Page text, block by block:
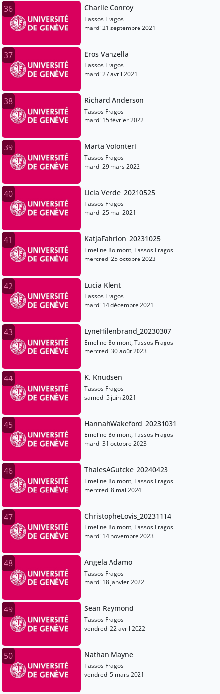
36 Charlie Conroy
Tassos Fragos
mardi 21 septembre 2021
37 Eros Vanzella
Tassos Fragos
mardi 27 avril 2021
38 Richard Anderson
Tassos Fragos
mardi 15 février 2022
39 Marta Volonteri
Tassos Fragos
mardi 29 mars 2022
40 Licia Verde_20210525
Tassos Fragos
mardi 25 mai 2021
41 KatjaFahrion_20231025
Emeline Bolmont, Tassos Fragos
mercredi 25 octobre 2023
42 Lucia Klent
Tassos Fragos
mardi 14 décembre 2021
43 LyneHilenbrand_20230307
Emeline Bolmont, Tassos Fragos
mercredi 30 août 2023
44 K. Knudsen
Tassos Fragos
samedi 5 juin 2021
45 HannahWakeford_20231031
Emeline Bolmont, Tassos Fragos
mardi 31 octobre 2023
46 ThalesAGutcke_20240423
Emeline Bolmont, Tassos Fragos
mercredi 8 mai 2024
47 ChristopheLovis_20231114
Emeline Bolmont, Tassos Fragos
mardi 14 novembre 2023
48 Angela Adamo
Tassos Fragos
mardi 18 janvier 2022
49 Sean Raymond
Tassos Fragos
vendredi 22 avril 2022
50 Nathan Mayne
Tassos Fragos
vendredi 5 mars 2021